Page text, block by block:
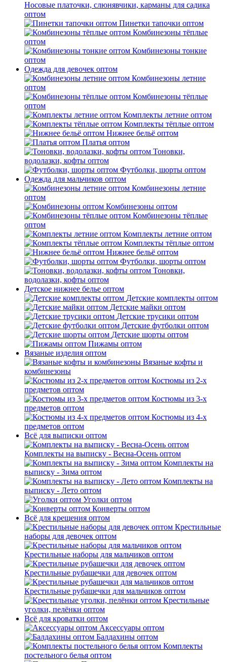
Носовые платочки, слюнявчики, карманы для садика
оптом
Пинетки тапочки оптом
Комбинезоны тёплые
оптом
Комбинезоны тонкие
оптом
Одежда для девочек оптом
Комбинезоны летние
оптом
Комбинезоны тёплые
оптом
Комплекты летние оптом
Комплекты тёплые оптом
Нижнее бельё оптом
Платья оптом
Тоновки,
водолазки, кофты оптом
Футболки, шорты оптом
Одежда для мальчиков оптом
Комбинезоны летние
оптом
Комбинезоны оптом
Комбинезоны тёплые
оптом
Комплекты летние оптом
Комплекты тёплые оптом
Нижнее бельё оптом
Футболки, шорты оптом
Тоновки,
водолазки, кофты оптом
Детское нижнее белье оптом
Детские комплекты оптом
Детские майки оптом
Детские трусики оптом
Детские футболки оптом
Детские шорты оптом
Пижамы оптом
Вязаные изделия оптом
Вязаные кофты и
комбинезоны
Костюмы из 2-х
предметов оптом
Костюмы из 3-х
предметов оптом
Костюмы из 4-х
предметов оптом
Всё для выписки оптом
Комплекты на выписку - Весна-Осень оптом
Комплекты на
выписку - Зима оптом
Комплекты на
выписку - Лето оптом
Уголки оптом
Конверты оптом
Всё для крещения оптом
Крестильные
наборы для девочек оптом
Крестильные наборы для мальчиков оптом
Крестильные рубашечки для девочек оптом
Крестильные рубашечки для мальчиков оптом
Крестильные
уголки, пелёнки оптом
Всё для кроватки оптом
Аксессуары оптом
Балдахины оптом
Комплекты
постельного белья оптом